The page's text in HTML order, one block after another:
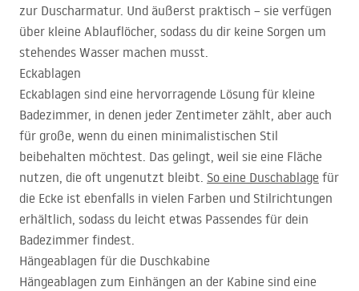
zur Duscharmatur. Und äußerst praktisch – sie verfügen
über kleine Ablauflöcher, sodass du dir keine Sorgen um
stehendes Wasser machen musst.
Eckablagen
Eckablagen sind eine hervorragende Lösung für kleine
Badezimmer, in denen jeder Zentimeter zählt, aber auch
für große, wenn du einen minimalistischen Stil
beibehalten möchtest. Das gelingt, weil sie eine Fläche
nutzen, die oft ungenutzt bleibt. So eine Duschablage für
die Ecke ist ebenfalls in vielen Farben und Stilrichtungen
erhältlich, sodass du leicht etwas Passendes für dein
Badezimmer findest.
Hängeablagen für die Duschkabine
Hängeablagen zum Einhängen an der Kabine sind eine